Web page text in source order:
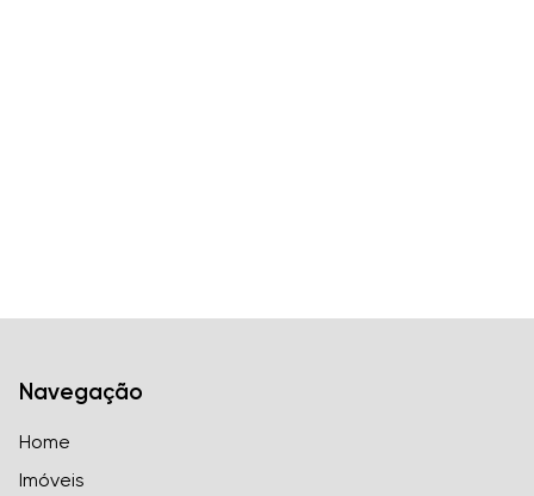
Navegação
Home
Imóveis